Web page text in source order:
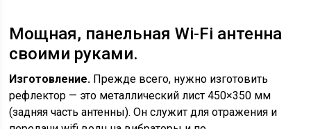
Мощная, панельная Wi-Fi антенна
своими руками.
Изготовление. Прежде всего, нужно изготовить
рефлектор — это металлический лист 450×350 мм
(задняя часть антенны). Он служит для отражения и